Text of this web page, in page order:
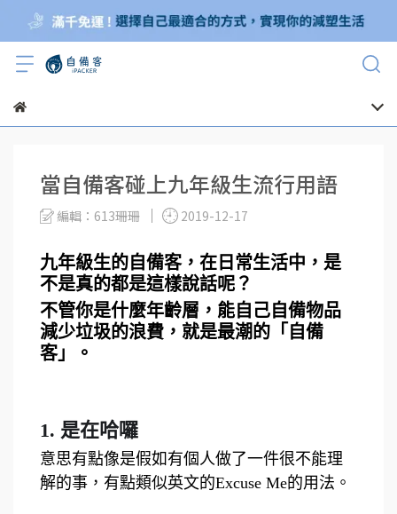
當自備客碰上九年級生流行用語
編輯：613珊珊 2019-12-17
九年級生的自備客，在日常生活中，是
不是真的都是這樣說話呢？
不管你是什麼年齡層，能自己自備物品
減少垃圾的浪費，就是最潮的「自備
客」。
1. 是在哈囉
意思有點像是假如有個人做了一件很不能理
解的事，有點類似英文的Excuse Me的用法。